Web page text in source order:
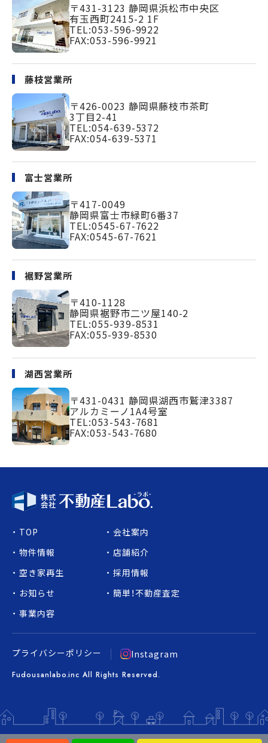
〒431-3123 静岡県浜松市中央区
有玉西町2415-2 1F
TEL:053-596-9922
FAX:053-596-9921
藤枝営業所
〒426-0023 静岡県藤枝市茶町
3丁目2-41
TEL:054-639-5372
FAX:054-639-5371
富士営業所
〒417-0049
静岡県富士市緑町6番37
TEL:0545-67-7622
FAX:0545-67-7621
裾野営業所
〒410-1128
静岡県裾野市二ツ屋140-2
TEL:055-939-8531
FAX:055-939-8530
湖西営業所
〒431-0431 静岡県湖西市鷲津3387
アルカミーノ1A4号室
TEL:053-543-7681
FAX:053-543-7680
プライバシーポリシー Instagram
Fudousanlabo.inc All Rights Reserved.
TOP
お知らせ
店舗紹介
物件情報
事業内容
採用情報
空き家再生
会社案内
簡単！不動産査定